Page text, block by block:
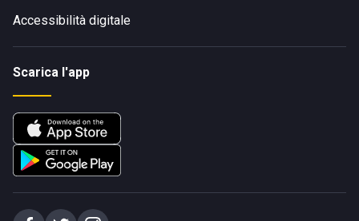
Accessibilità digitale
Scarica l'app